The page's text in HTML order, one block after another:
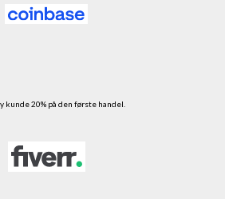
kunde 20% på den første handel.